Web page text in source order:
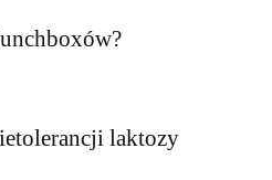
laktozy